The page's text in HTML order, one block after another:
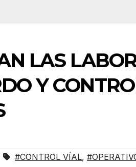
LAS
Y
#CONTROL VÍAL,